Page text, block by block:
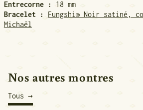
Entrecorne :
18 mm
Bracelet :
Fungshi® Noir satiné,
Michaël
Nos autres montres
Tous